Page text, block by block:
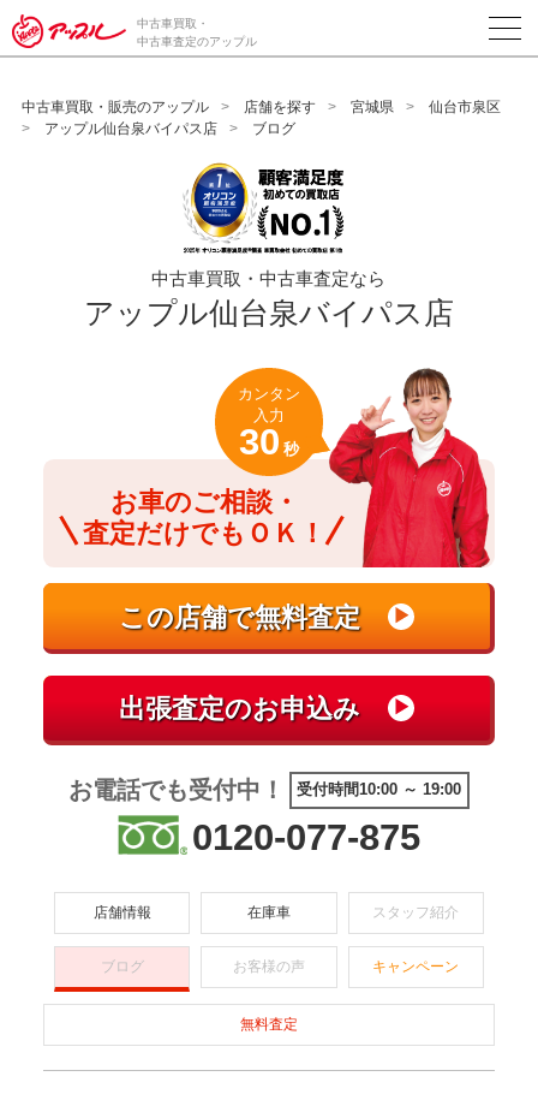
/*ABテスト_新規査定フォームの為のCVボタン*/
中古車買取・
中古車査定のアップル
中古車買取・販売のアップル 店舗を探す 宮城県
仙台市泉区
アップル仙台泉バイパス店
ブログ
中古車買取・中古車査定なら
アップル仙台泉バイパス店
お車のご相談・
査定だけでもＯＫ！
カンタン
入力
30 秒
お電話でも受付中！ 受付時間10:00 ～ 19:00
0120-077-875
店舗情報 在庫車 スタッフ紹介
ブログ お客様の声 キャンペーン
無料査定